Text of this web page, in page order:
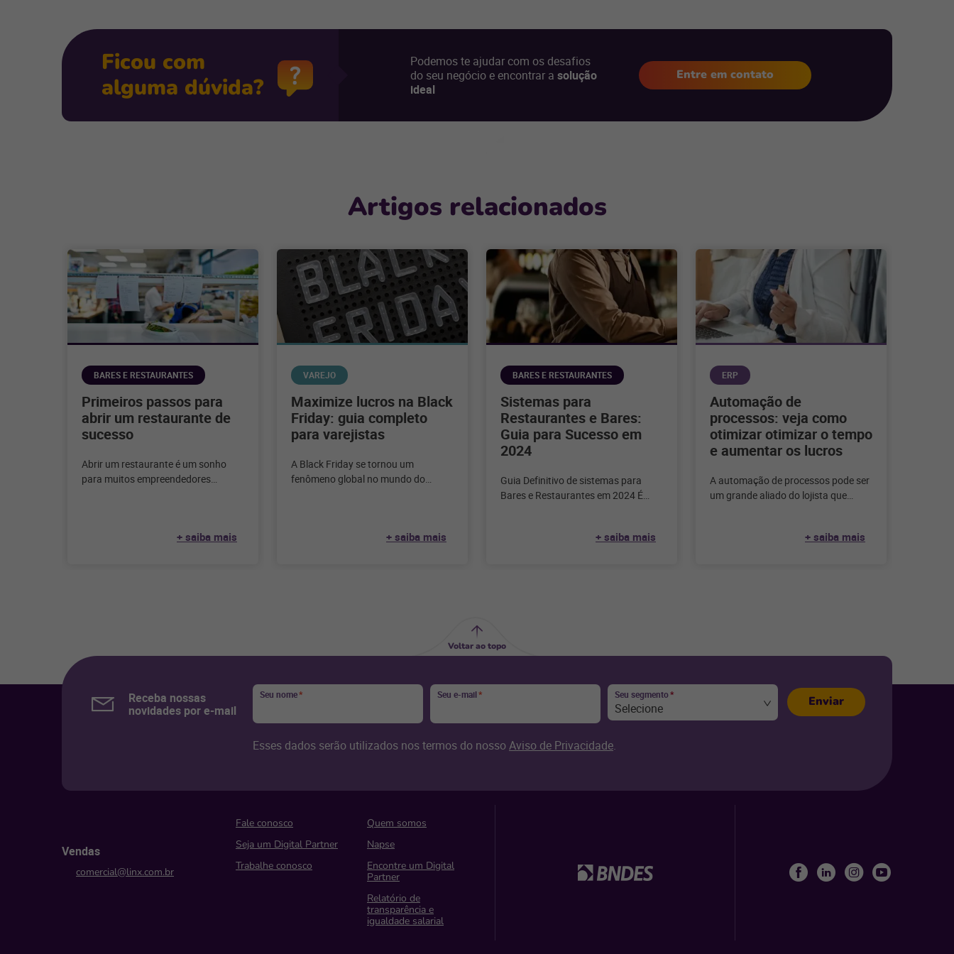
Ficou com
alguma dúvida?
Podemos te ajudar com os desafios
do seu negócio e encontrar a solução
ideal
Entre em contato
Artigos relacionados
BARES E RESTAURANTES
Primeiros passos para
abrir um restaurante de
sucesso
Abrir um restaurante é um sonho
para muitos empreendedores
+ saiba mais
VAREJO
Maximize lucros na Black
Friday: guia completo
para varejistas
A Black Friday se tornou um
fenômeno global no mundo do
+ saiba mais
BARES E RESTAURANTES
Sistemas para
Restaurantes e Bares:
Guia para Sucesso em
2024
Guia Definitivo de sistemas para
Bares e Restaurantes em 2024 É
+ saiba mais
ERP
Automação de
processos: veja como
otimizar otimizar o tempo
e aumentar os lucros
A automação de processos pode ser
um grande aliado do lojista que
+ saiba mais
Voltar ao topo
Receba nossas
novidades por e-mail
Seu nome* Seu e-mail* Seu segmento*
Selecione
Esses dados serão utilizados nos termos do nossoAviso de Privacidade.
Enviar
Vendas
comercial@linx.com.br
Fale conosco
Quem somos
Seja um Digital Partner
Napse
Trabalhe conosco
Encontre um Digital
Partner
Relatório de
transparência e
igualdade salarial